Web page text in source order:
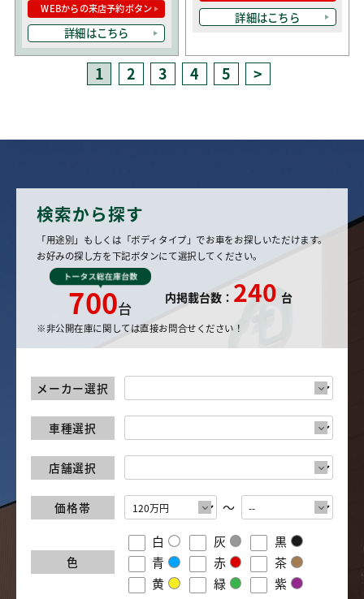
WEBからの来店予約ボタン
詳細はこちら
詳細はこちら
1 2 3 4 5 >
検索から探す
「用途別」もしくは「ボディタイプ」でお車をお探しいただけます。
お好みの探し方を下記ボタンにて選択してください。
700 内掲載台数： 240 台
※非公開在庫に関しては直接お問合せください！
メーカー選択
車種選択
店舗選択
価格帯 ～
色
白 灰
黒
青
赤
茶
黄
緑 紫